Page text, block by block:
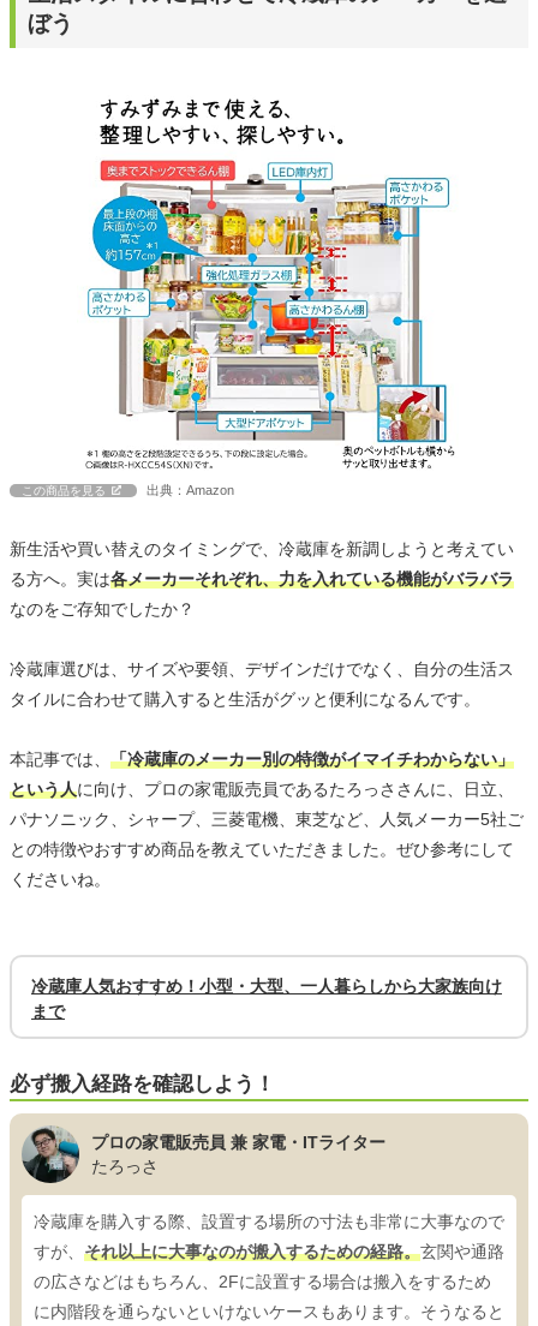
ぼう
この商品を見る 出典：Amazon
新生活や買い替えのタイミングで、冷蔵庫を新調しようと考えてい
る方へ。実は各メーカーそれぞれ、力を入れている機能がバラバラ
なのをご存知でしたか？
冷蔵庫選びは、サイズや要領、デザインだけでなく、自分の生活ス
タイルに合わせて購入すると生活がグッと便利になるんです。
本記事では、 「冷蔵庫のメーカー別の特徴がイマイチわからない」
という人に向け、プロの家電販売員であるたろっささんに、日立、
パナソニック、シャープ、三菱電機、東芝など、人気メーカー5社ご
との特徴やおすすめ商品を教えていただきました。ぜひ参考にして
くださいね。
冷蔵庫人気おすすめ！小型・大型、一人暮らしから大家族向け
まで
必ず搬入経路を確認しよう！
プロの家電販売員 兼 家電・ITライター
たろっさ
冷蔵庫を購入する際、設置する場所の寸法も非常に大事なので
すが、 それ以上に大事なのが搬入するための経路。玄関や通路
の広さなどはもちろん、2Fに設置する場合は搬入をするため
に内階段を通らないといけないケースもあります。そうなると